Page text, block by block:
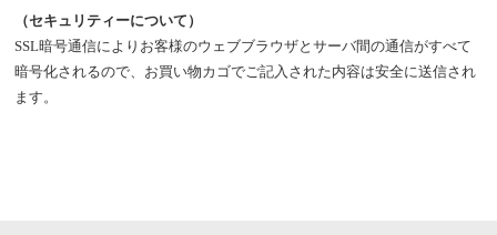
（セキュリティーについて）
SSL暗号通信によりお客様のウェブブラウザとサーバ間の通信がすべて
暗号化されるので、お買い物カゴでご記入された内容は安全に送信され
ます。